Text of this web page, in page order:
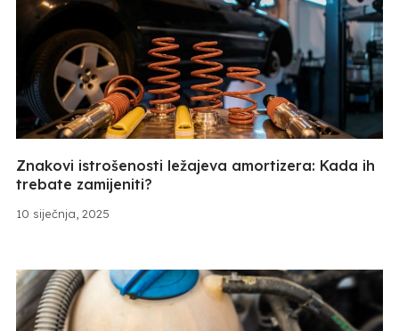
10 siječnja, 2025
Znakovi istrošenosti ležajeva amortizera: Kada ih
trebate zamijeniti?